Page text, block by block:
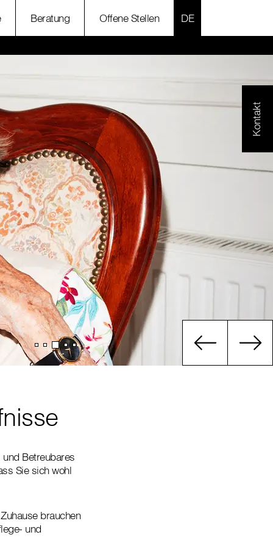
Beratung Offene Stellen SPRACHE
Kontakt
Betreubares
Sie sich wohl
brauchen
und